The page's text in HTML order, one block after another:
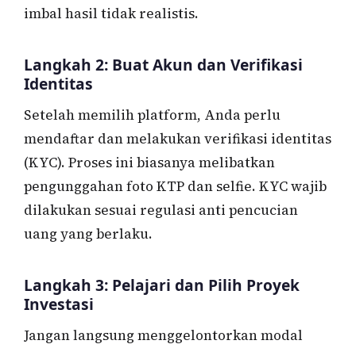
imbal hasil tidak realistis.
Langkah 2: Buat Akun dan Verifikasi
Identitas
Setelah memilih platform, Anda perlu
mendaftar dan melakukan verifikasi identitas
(KYC). Proses ini biasanya melibatkan
pengunggahan foto KTP dan selfie. KYC wajib
dilakukan sesuai regulasi anti pencucian
uang yang berlaku.
Langkah 3: Pelajari dan Pilih Proyek
Investasi
Jangan langsung menggelontorkan modal